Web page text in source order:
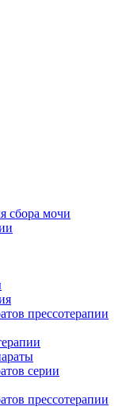
сбора мочи
прессотерапии
серии
прессотерапии